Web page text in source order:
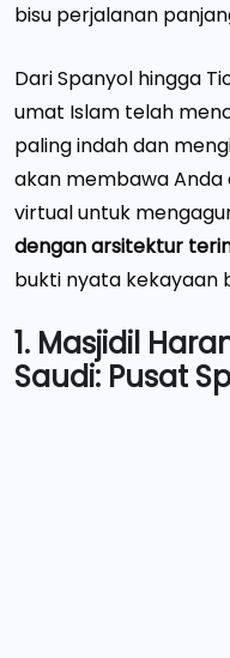
bisu perjalanan
Dari Spanyol hingga
umat Islam telah
paling indah dan
akan membawa
virtual untuk
dengan arsitektur
bukti nyata kekayaan
1. Masjidil
Saudi: Pusat